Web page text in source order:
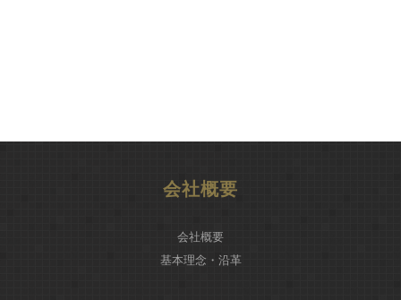
会社概要
会社概要
基本理念・沿革